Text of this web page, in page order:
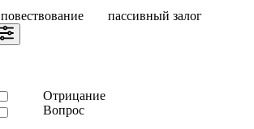
повествование
пассивный залог
Отрицание
Вопрос